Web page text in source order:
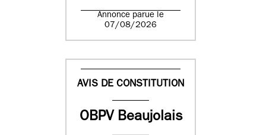
Annonce parue le
07/08/2026
AVIS DE CONSTITUTION
OBPV Beaujolais